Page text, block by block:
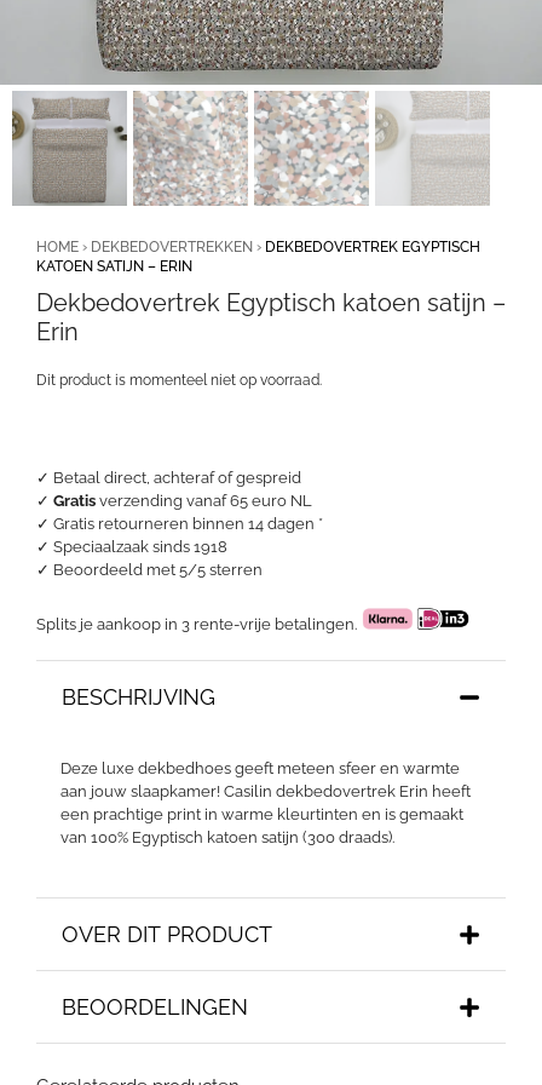
✓ Betaal direct, achteraf of gespreid
✓ Gratis verzending vanaf 65 euro NL
✓ Gratis retourneren binnen 14 dagen *
✓ Speciaalzaak sinds 1918
✓ Beoordeeld met 5/5 sterren
Splits je aankoop in 3 rente-vrije betalingen.
HOME › DEKBEDOVERTREKKEN › DEKBEDOVERTREK EGYPTISCH
KATOEN SATIJN – ERIN
Dekbedovertrek Egyptisch katoen satijn –
Erin
BESCHRIJVING
Deze luxe dekbedhoes geeft meteen sfeer en warmte
aan jouw slaapkamer! Casilin dekbedovertrek Erin heeft
een prachtige print in warme kleurtinten en is gemaakt
van 100% Egyptisch katoen satijn (300 draads).
OVER DIT PRODUCT
BEOORDELINGEN
Dit product is momenteel niet op voorraad.